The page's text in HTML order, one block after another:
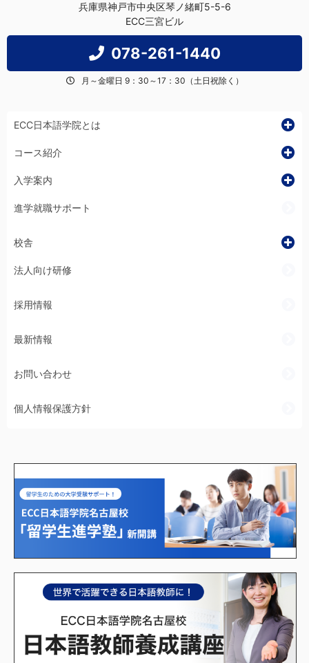
兵庫県神戸市中央区琴ノ緒町5-5-6
ECC三宮ビル
078-261-1440
月～金曜日 9：30～17：30（土日祝除く）
ECC日本語学院とは
コース紹介
入学案内
進学就職サポート
校舎
法人向け研修
採用情報
最新情報
お問い合わせ
個人情報保護方針